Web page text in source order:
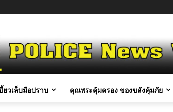
ยวเล็บมือปราบ คุณพระคุ้มครอง ของขลังคุ้มภัย